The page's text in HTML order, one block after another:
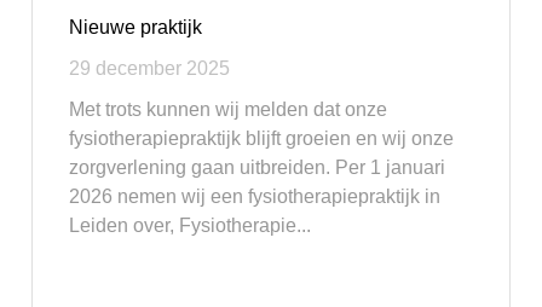
Nieuwe praktijk
29 december 2025
Met trots kunnen wij melden dat onze
fysiotherapiepraktijk blijft groeien en wij onze
zorgverlening gaan uitbreiden. Per 1 januari
2026 nemen wij een fysiotherapiepraktijk in
Leiden over, Fysiotherapie...